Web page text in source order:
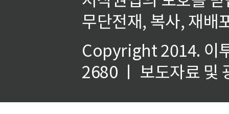
무단전재, 복사, 재배
Copyright 2014. 이
2680 ㅣ 보도자료